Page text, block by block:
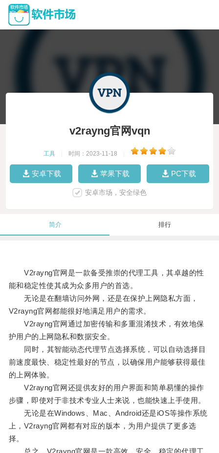
v2rayng官网vqn
工具 时间：2023-11-18
安卓下载 苹果下载 PC下载
安卓市场，安全绿色
简介 排行
V2rayng官网是一款备受推崇的代理工具，其卓越的性
能和稳定性使其成为众多用户的首选。
无论是在翻墙访问外网，还是在保护上网隐私方面，
V2rayng官网都能很好地满足用户的需求。
V2rayng官网通过加密传输和多重混淆技术，有效地保
护用户的上网隐私和数据安全。
同时，其智能动态代理节点选择系统，可以自动选择目
前速度最快、稳定性最好的节点，以确保用户能够获得最佳
的上网体验。
V2rayng官网还提供友好的用户界面和简单易懂的操作
步骤，即使对于非技术专业人士来说，也能快速上手使用。
无论是在Windows、Mac、Android还是iOS等操作系统
上，V2rayng官网都有对应的版本，为用户提供了更多选
择。